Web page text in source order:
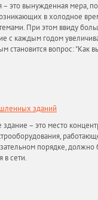
– это вынужденная мера,
в холодное
При этом ввиду
с каждым годом
становится вопрос: "Как
зданий
– это место
порядке,
в сети.